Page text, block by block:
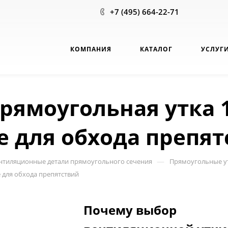
+7 (495) 664-22-71
КОМПАНИЯ КАТАЛОГ
утка
обхода
детали прямоугольного сечения —
Прямоугольные
обхода препятствий
Почему выбор